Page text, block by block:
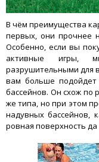
В чём преимущества
первых, они прочнее
Особенно, если вы
активные игры,
разрушительными для
вам больше подойдет
бассейнов. Он схож по
же типа, но при этом
надувных бассейнов,
ровная поверхность